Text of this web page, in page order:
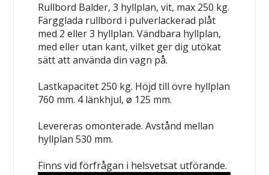
Rullbord Balder, 3 hyllplan, vit, max 250 kg.
Färgglada rullbord i pulverlackerad plåt
med 2 eller 3 hyllplan. Vändbara hyllplan,
med eller utan kant, vilket ger dig utökat
sätt att använda din vagn på.
Lastkapacitet 250 kg. Höjd till övre hyllplan
760 mm. 4 länkhjul, ø 125 mm.
Levereras omonterade. Avstånd mellan
hyllplan 530 mm.
Finns vid förfrågan i helsvetsat utförande.